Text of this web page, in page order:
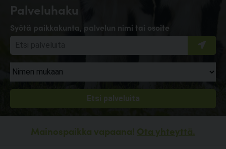
Palveluhaku
Syötä paikkakunta, palvelun nimi tai osoite
Mainospaikka vapaana! Ota yhteyttä.